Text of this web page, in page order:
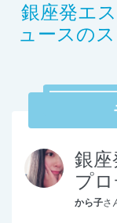
銀座発エ
ュースの
銀
プ
から子さ